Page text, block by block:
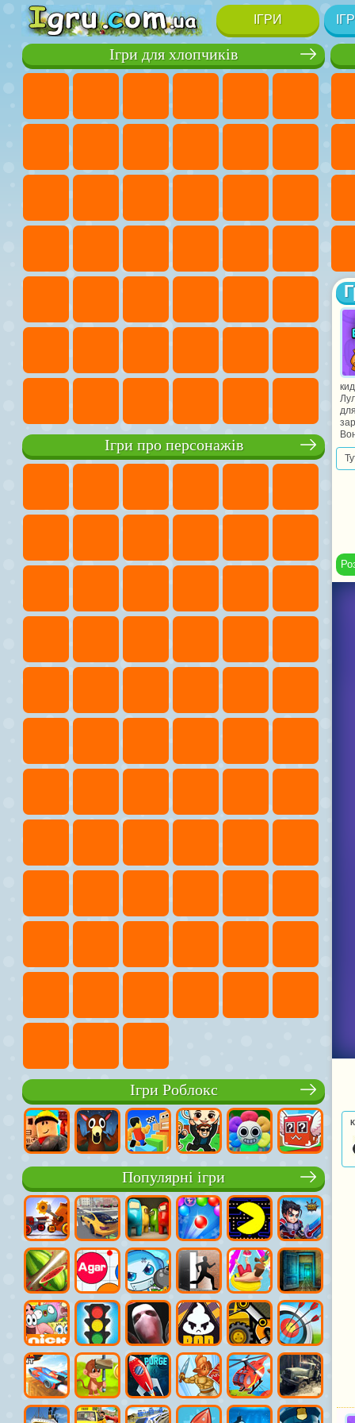
ІГРИ
Ігри для хлопчиків
Ігри про персонажів
Ігри Роблокс
Популярні ігри